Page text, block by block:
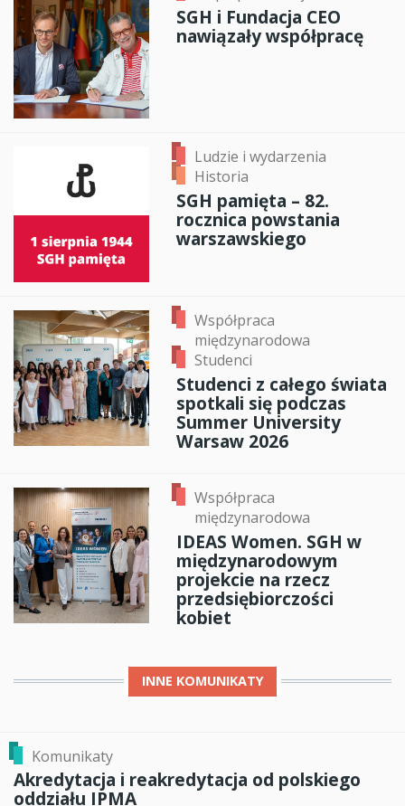
SGH i Fundacja CEO
nawiązały współpracę
Ludzie i wydarzenia
Historia
SGH pamięta – 82.
rocznica powstania
warszawskiego
Współpraca
międzynarodowa
Studenci
Studenci z całego świata
spotkali się podczas
Summer University
Warsaw 2026
Współpraca
międzynarodowa
IDEAS Women. SGH w
międzynarodowym
projekcie na rzecz
przedsiębiorczości
kobiet
INNE KOMUNIKATY
Komunikaty
Akredytacja i reakredytacja od polskiego
oddziału IPMA